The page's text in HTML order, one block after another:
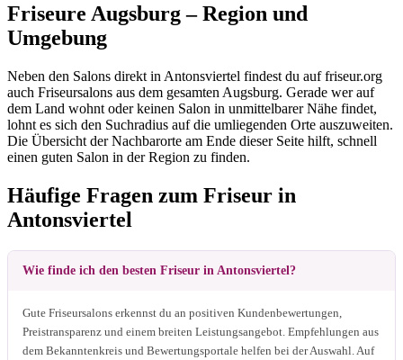
Friseure Augsburg – Region und
Umgebung
Neben den Salons direkt in Antonsviertel findest du auf friseur.org
auch Friseursalons aus dem gesamten Augsburg. Gerade wer auf
dem Land wohnt oder keinen Salon in unmittelbarer Nähe findet,
lohnt es sich den Suchradius auf die umliegenden Orte auszuweiten.
Die Übersicht der Nachbarorte am Ende dieser Seite hilft, schnell
einen guten Salon in der Region zu finden.
Häufige Fragen zum Friseur in
Antonsviertel
Wie finde ich den besten Friseur in Antonsviertel?
Gute Friseursalons erkennst du an positiven Kundenbewertungen,
Preistransparenz und einem breiten Leistungsangebot. Empfehlungen aus
dem Bekanntenkreis und Bewertungsportale helfen bei der Auswahl. Auf